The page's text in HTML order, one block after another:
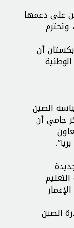
على دعمها
وتحترم
أن
الصين
جامي أن
الصين